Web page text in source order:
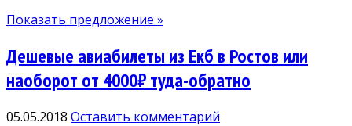
Показать предложение »
Дешевые авиабилеты из Екб в Ростов или
наоборот от 4000₽ туда-обратно
05.05.2018 Оставить комментарий